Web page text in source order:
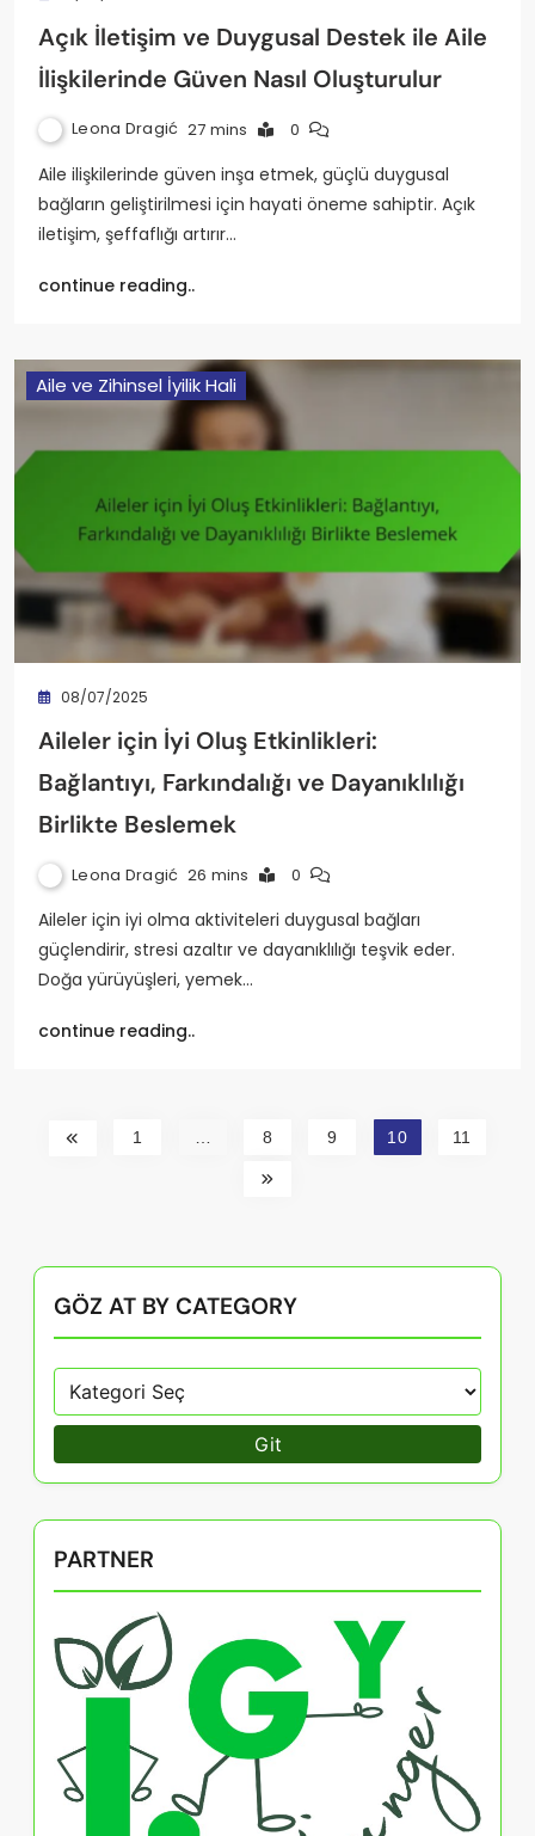
Açık İletişim ve Duygusal Destek ile Aile
İlişkilerinde Güven Nasıl Oluşturulur
Leona Dragić 27 mins 0
Aile ilişkilerinde güven inşa etmek, güçlü duygusal
bağların geliştirilmesi için hayati öneme sahiptir. Açık
iletişim, şeffaflığı artırır…
continue reading..
Aile ve Zihinsel İyilik Hali
08/07/2025
Aileler için İyi Oluş Etkinlikleri:
Bağlantıyı, Farkındalığı ve Dayanıklılığı
Birlikte Beslemek
Leona Dragić 26 mins 0
Aileler için iyi olma aktiviteleri duygusal bağları
güçlendirir, stresi azaltır ve dayanıklılığı teşvik eder.
Doğa yürüyüşleri, yemek…
continue reading..
1 8 9 10 11
GÖZ AT BY CATEGORY
Git
PARTNER